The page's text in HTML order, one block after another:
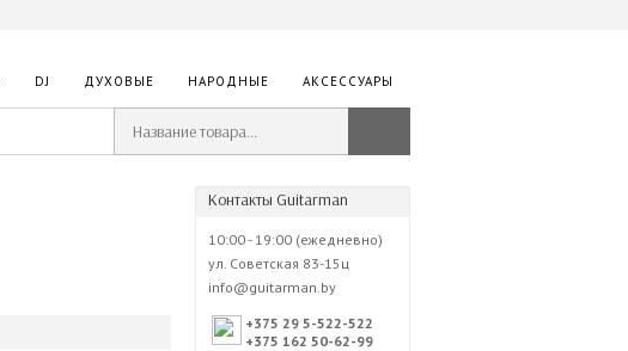
DJ ДУХОВЫЕ НАРОДНЫЕ АКСЕССУАРЫ
Контакты Guitarman
10:00 - 19:00 (ежедневно)
ул. Советская 83-15ц
info@guitarman.by
+375 29 5-522-522
+375 162 50-62-99